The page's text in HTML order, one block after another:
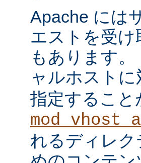
Apache には
エストを受け
もあります
ャルホスト
指定するこ
れるディレ